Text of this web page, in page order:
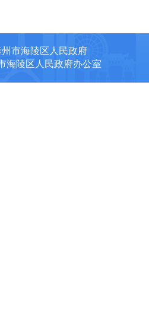
市海陵区人民政府
海陵区人民政府办公室